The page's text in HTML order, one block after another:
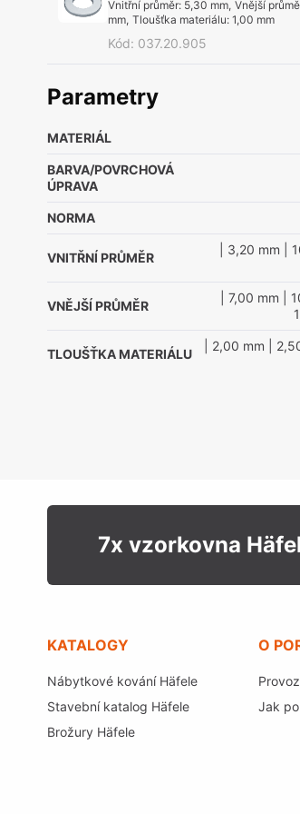
Vnitřní průměr: 5,30 mm, Vnější
mm, Tloušťka materiálu:1,00 mm
Kód: 037.20.905
Parametry
MATERIÁL
BARVA/POVRCHOVÁ
ÚPRAVA
NORMA
VNITŘNÍ PRŮMĚR
| 3,20 mm |
VNĚJŠÍ PRŮMĚR
| 7,00 mm |
TLOUŠŤKA MATERIÁLU
| 2,00 mm |
7x vzorkovna
KATALOGY
Nábytkové kování Häfele
Stavební katalog Häfele
Brožury Häfele
O
Jak